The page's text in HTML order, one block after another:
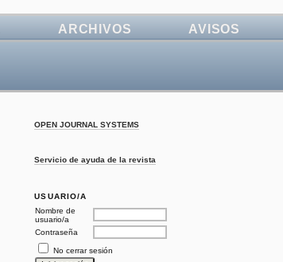
OPEN JOURNAL SYSTEMS
Servicio de ayuda de la revista
USUARIO/A
Nombre de
usuario/a
Contraseña
No cerrar sesión
ARCHIVOS AVISOS